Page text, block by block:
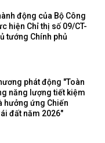
động của Bộ Công
hiện Chỉ thị số 09/CT-
tướng Chính phủ
phát động "Toàn
năng lượng tiết kiệm
hưởng ứng Chiến
đất năm 2026"